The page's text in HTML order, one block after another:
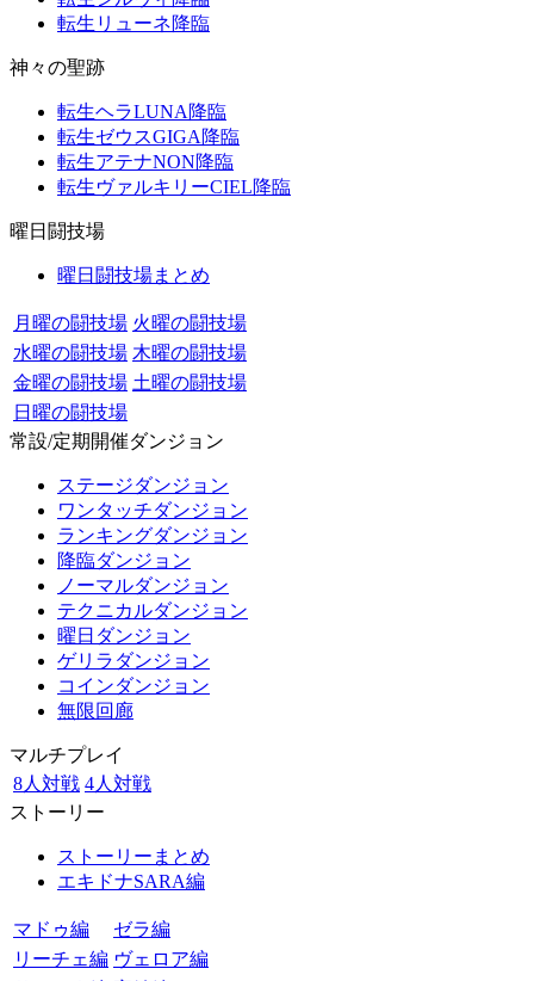
転生リューネ降臨
神々の聖跡
転生ヘラLUNA降臨
転生ゼウスGIGA降臨
転生アテナNON降臨
転生ヴァルキリーCIEL降臨
曜日闘技場
曜日闘技場まとめ
月曜の闘技場 火曜の闘技場
水曜の闘技場 木曜の闘技場
金曜の闘技場 土曜の闘技場
日曜の闘技場
常設/定期開催ダンジョン
ステージダンジョン
ワンタッチダンジョン
ランキングダンジョン
降臨ダンジョン
ノーマルダンジョン
テクニカルダンジョン
曜日ダンジョン
ゲリラダンジョン
コインダンジョン
無限回廊
マルチプレイ
8人対戦 4人対戦
ストーリー
ストーリーまとめ
エキドナSARA編
マドゥ編
ゼラ編
リーチェ編 ヴェロア編